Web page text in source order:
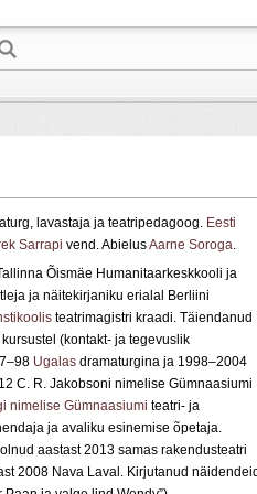
lavastaja ja teatripedagoog. Eesti
Sarrapi vend. AbielusAarne Soroga.
Õismäe Humanitaarkeskkooli ja
ja näitekirjaniku erialal Berliini
teatrimagistri kraadi. Täiendanud
(kontakt- ja tegevuslik
Ugalas dramaturgina ja 1998–2004
C. R. Jakobsoni nimelise Gümnaasiumi
nimelise Gümnaasiumi teatri- ja
ja avaliku esinemise õpetaja.
aastast 2013 samas rakendusteatri
2008 Nava Laval. Kirjutanud